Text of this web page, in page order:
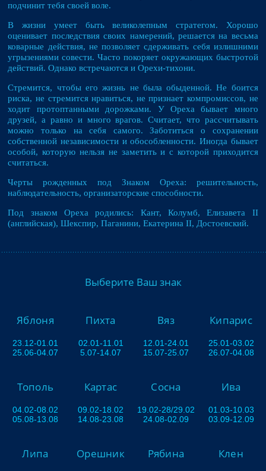
подчинит тебя своей воле.
В жизни умеет быть великолепным стратегом. Хорошо
оценивает последствия своих намерений, решается на весьма
коварные действия, не позволяет сдерживать себя излишними
угрызениями совести. Часто покоряет окружающих быстротой
действий. Однако встречаются и Орехи-тихони.
Стремится, чтобы его жизнь не была обыденной. Не боится
риска, не стремится нравиться, не признает компромиссов, не
ходит протоптанными дорожками. У Ореха бывает много
друзей, а равно и много врагов. Считает, что рассчитывать
можно только на себя самого. Заботиться о сохранении
собственной независимости и обособленности. Иногда бывает
особой, которую нельзя не заметить и с которой приходится
считаться.
Черты рожденных под Знаком Ореха: решительность,
наблюдательность, организаторские способности.
Под знаком Ореха родились: Кант, Колумб, Елизавета II
(английская), Шекспир, Паганини, Екатерина II, Достоевский.
Выберите Ваш знак
Яблоня
23.12-01.01
25.06-04.07
Пихта
02.01-11.01
5.07-14.07
Вяз
12.01-24.01
15.07-25.07
Кипарис
25.01-03.02
26.07-04.08
Тополь
04.02-08.02
05.08-13.08
Картас
09.02-18.02
14.08-23.08
Сосна
19.02-28/29.02
24.08-02.09
Ива
01.03-10.03
03.09-12.09
Липа Орешник Рябина Клен